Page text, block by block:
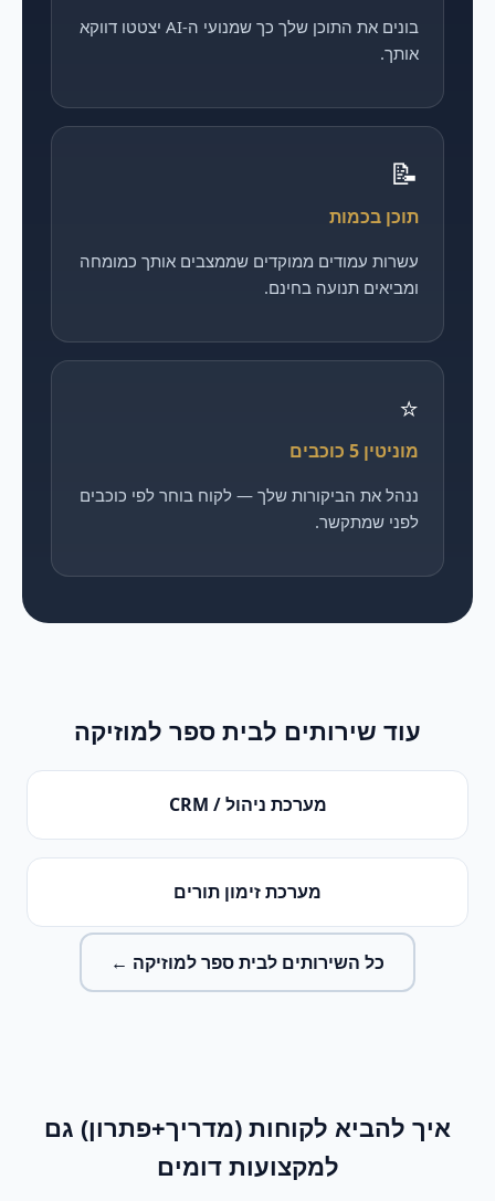
בונים את התוכן שלך כך שמנועי ה-AI יצטטו דווקא
אותך.
📝
תוכן בכמות
עשרות עמודים ממוקדים שממצבים אותך כמומחה
ומביאים תנועה בחינם.
⭐
מוניטין 5 כוכבים
ננהל את הביקורות שלך — לקוח בוחר לפי כוכבים
לפני שמתקשר.
עוד שירותים לבית ספר למוזיקה
מערכת ניהול / CRM
מערכת זימון תורים
כל השירותים לבית ספר למוזיקה ←
איך להביא לקוחות (מדריך+פתרון) גם
למקצועות דומים